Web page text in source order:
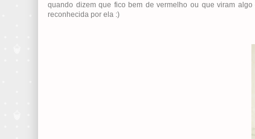
quando dizem que fico bem de vermelho ou que viram
reconhecida por ela :)